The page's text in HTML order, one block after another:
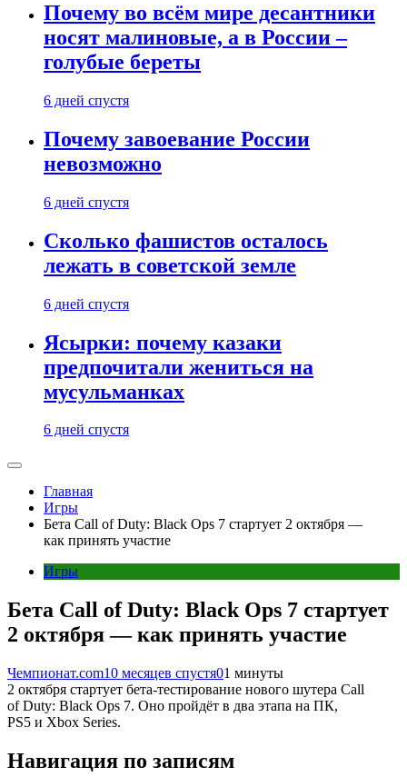
Почему во всём мире десантники
носят малиновые, а в России –
голубые береты
6 дней спустя
Почему завоевание России
невозможно
6 дней спустя
Сколько фашистов осталось
лежать в советской земле
6 дней спустя
Ясырки: почему казаки
предпочитали жениться на
мусульманках
6 дней спустя
Главная
Игры
Бета Call of Duty: Black Ops 7 стартует 2 октября —
как принять участие
Игры
Бета Call of Duty: Black Ops 7 стартует
2 октября — как принять участие
Чемпионат.com10 месяцев спустя01 минуты
2 октября стартует бета-тестирование нового шутера Call
of Duty: Black Ops 7. Оно пройдёт в два этапа на ПК,
PS5 и Xbox Series.
Навигация по записям